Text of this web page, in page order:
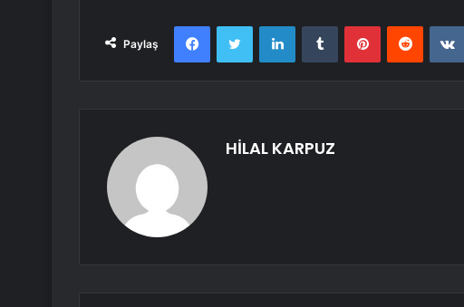
Paylaş
FacebookTwitterLinkedInTumblrPinterestReddit
HİLAL KARPUZ